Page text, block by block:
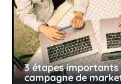
3 étapes
campagne de